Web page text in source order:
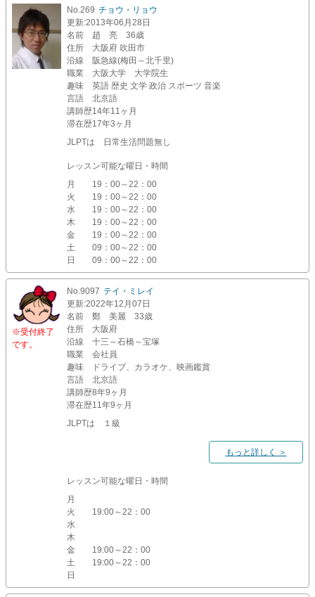
No.269 チョウ・リョウ
更新:2013年06月28日
名前
趙 亮 36歳
住所
大阪府 吹田市
沿線
阪急線(梅田～北千里)
職業
大阪大学 大学院生
趣味
英語 歴史 文学 政治 スポーツ 音楽
言語
北京語
講師歴14年11ヶ月
滞在歴17年3ヶ月
JLPTは 日常生活問題無し
レッスン可能な曜日・時間
月
19：00～22：00
火
19：00～22：00
水
19：00～22：00
木
19：00～22：00
金
19：00～22：00
土
09：00～22：00
日
09：00～22：00
※受付終了
です。
No.9097 テイ・ミレイ
更新:2022年12月07日
名前
鄭 美麗 33歳
住所
大阪府
沿線
十三～石橋～宝塚
職業
会社員
趣味
ドライブ、カラオケ、映画鑑賞
言語
北京語
講師歴8年9ヶ月
滞在歴11年9ヶ月
JLPTは １級
もっと詳しく ＞
レッスン可能な曜日・時間
月
火
19:00～22：00
水
木
金
19:00～22：00
土
19:00～22：00
日